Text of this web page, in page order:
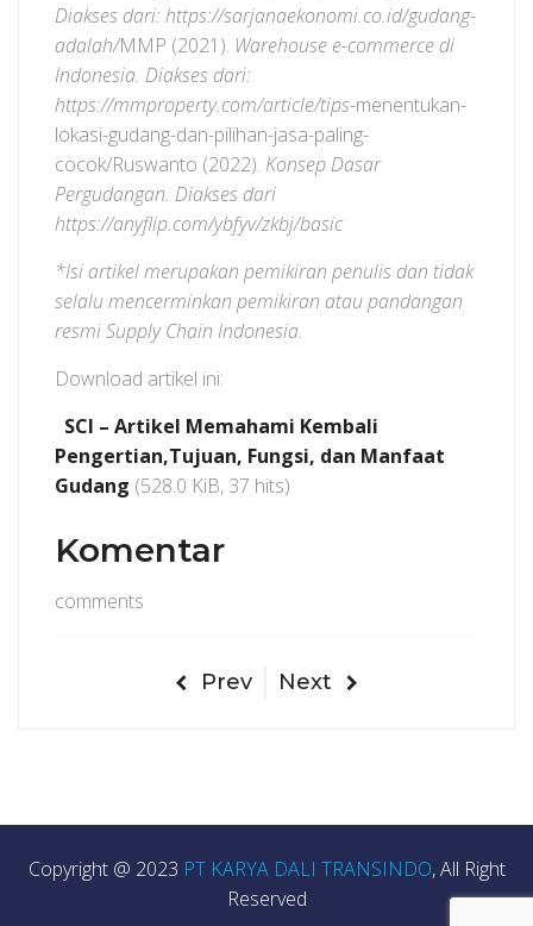
Diakses dari: https://sarjanaekonomi.co.id/gudang-
adalah/MMP (2021). Warehouse e-commerce di
Indonesia. Diakses dari:
https://mmproperty.com/article/tips-menentukan-
lokasi-gudang-dan-pilihan-jasa-paling-
cocok/Ruswanto (2022). Konsep Dasar
Pergudangan. Diakses dari
https://anyflip.com/ybfyv/zkbj/basic
*Isi artikel merupakan pemikiran penulis dan tidak
selalu mencerminkan pemikiran atau pandangan
resmi Supply Chain Indonesia.
Download artikel ini:
SCI – Artikel Memahami Kembali
Pengertian,Tujuan, Fungsi, dan Manfaat
Gudang (528.0 KiB, 37 hits)
Komentar
comments
Prev Next
Copyright @ 2023 PT KARYA DALI TRANSINDO, All Right
Reserved